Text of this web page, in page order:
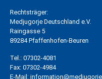
Rechtsträger:
Medjugorje Deutschland e.V.
Raingasse 5
89284 Pfaffenhofen-Beuren
Tel.: 07302-4081
Fax: 07302-4984
E-Mail: